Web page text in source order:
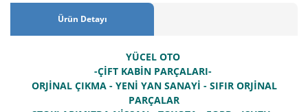
Ürün Detayı
YÜCEL OTO
-ÇİFT KABİN PARÇALARI-
ORJİNAL ÇIKMA - YENİ YAN SANAYİ - SIFIR ORJİNAL
PARÇALAR